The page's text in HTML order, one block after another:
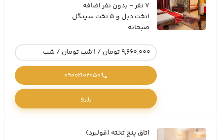
7 نفر - بدون نفر اضافه
1تخت دبل و 5 تخت سینگل
صبحانه
9,660,000 تومان / 1 شب تومان / شب
09002102050
رزرو
اتاق پنج تخته (فولبرد)